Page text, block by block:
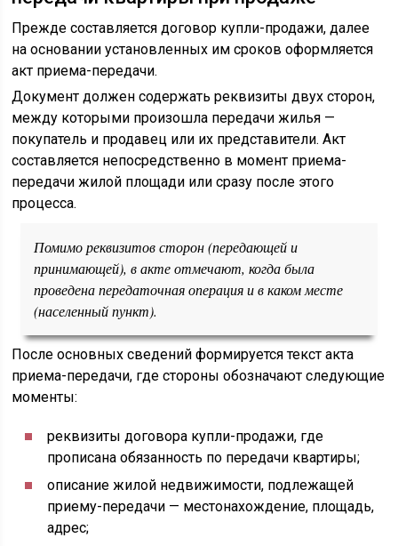
Прежде составляется договор купли-продажи, далее
на основании установленных им сроков оформляется
акт приема-передачи.
Документ должен содержать реквизиты двух сторон,
между которыми произошла передачи жилья —
покупатель и продавец или их представители. Акт
составляется непосредственно в момент приема-
передачи жилой площади или сразу после этого
процесса.
Помимо реквизитов сторон (передающей и
принимающей), в акте отмечают, когда была
проведена передаточная операция и в каком месте
(населенный пункт).
После основных сведений формируется текст акта
приема-передачи, где стороны обозначают следующие
моменты:
реквизиты договора купли-продажи, где
прописана обязанность по передачи квартиры;
описание жилой недвижимости, подлежащей
приему-передачи — местонахождение, площадь,
адрес;